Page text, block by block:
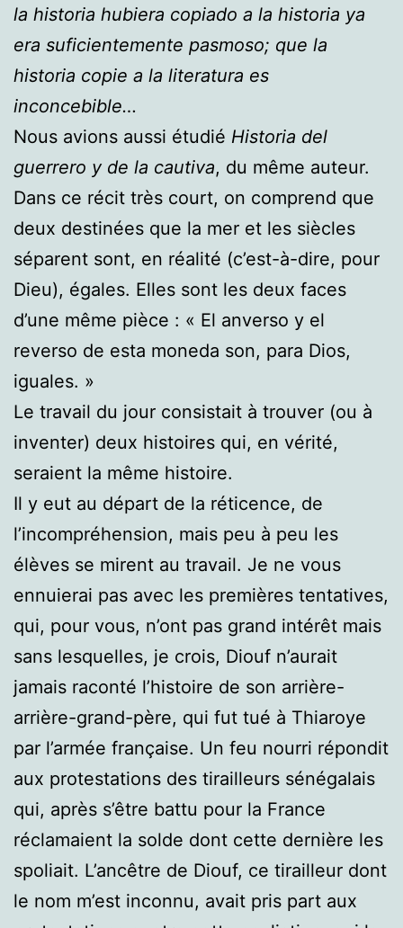
la historia hubiera copiado a la historia ya
era suficientemente pasmoso; que la
historia copie a la literatura es
inconcebible…
Nous avions aussi étudié Historia del
guerrero y de la cautiva, du même auteur.
Dans ce récit très court, on comprend que
deux destinées que la mer et les siècles
séparent sont, en réalité (c’est-à-dire, pour
Dieu), égales. Elles sont les deux faces
d’une même pièce : « El anverso y el
reverso de esta moneda son, para Dios,
iguales. »
Le travail du jour consistait à trouver (ou à
inventer) deux histoires qui, en vérité,
seraient la même histoire.
Il y eut au départ de la réticence, de
l’incompréhension, mais peu à peu les
élèves se mirent au travail. Je ne vous
ennuierai pas avec les premières tentatives,
qui, pour vous, n’ont pas grand intérêt mais
sans lesquelles, je crois, Diouf n’aurait
jamais raconté l’histoire de son arrière-
arrière-grand-père, qui fut tué à Thiaroye
par l’armée française. Un feu nourri répondit
aux protestations des tirailleurs sénégalais
qui, après s’être battu pour la France
réclamaient la solde dont cette dernière les
spoliait. L’ancêtre de Diouf, ce tirailleur dont
le nom m’est inconnu, avait pris part aux